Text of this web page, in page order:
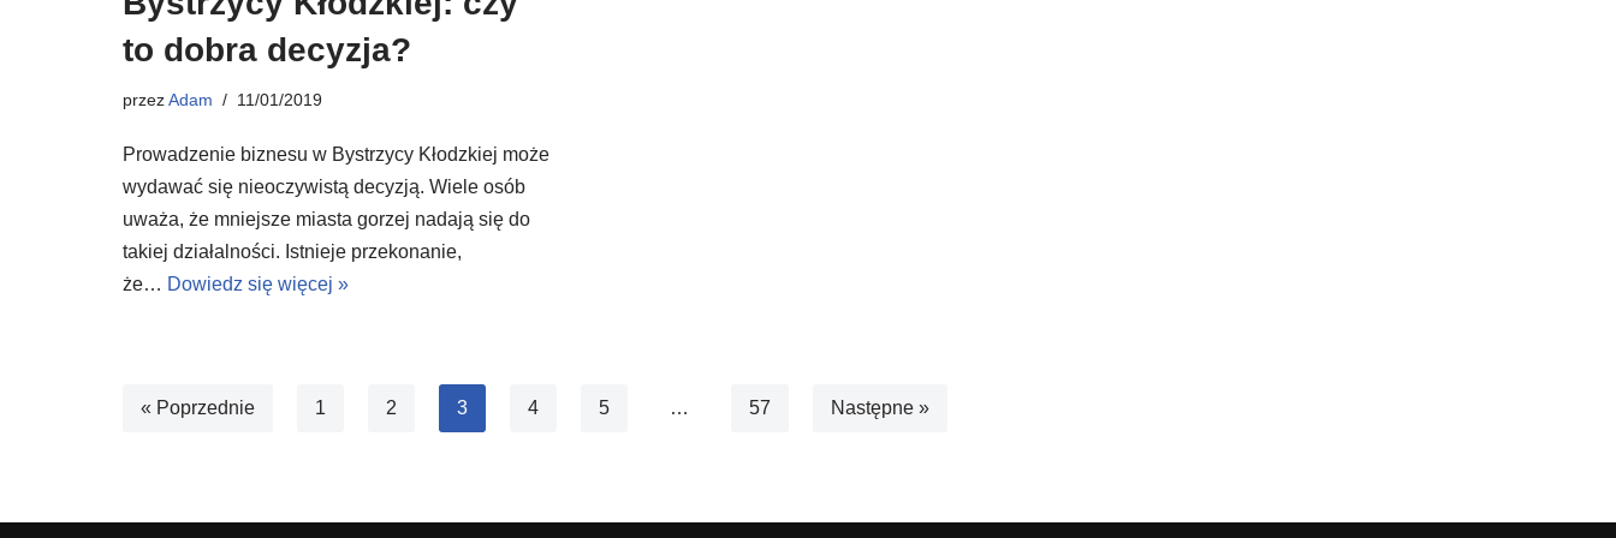
to dobra decyzja?
przezAdam 11/01/2019
Prowadzenie biznesu w Bystrzycy Kłodzkiej może
wydawać się nieoczywistą decyzją. Wiele osób
uważa, że mniejsze miasta gorzej nadają się do
takiej działalności. Istnieje przekonanie,
że… Dowiedz się więcej »
« Poprzednie 1 2 3 4 5 … 57 Następne »